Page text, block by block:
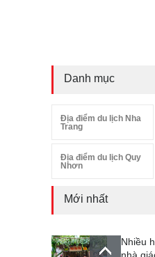
Danh mục
Địa điểm du lịch Nha
Trang
Địa điểm du lịch Quy
Nhơn
Mới nhất
Nhiều